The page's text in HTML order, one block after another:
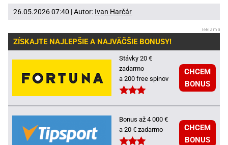
26.05.2026 07:40 | Autor: Ivan Harčár
ZÍSKAJTE NAJLEPŠIE A NAJVÄČŠIE BONUSY!
Stávky 20 €
zadarmo
a 200 free spinov
CHCEM
BONUS
Bonus až 4 000 €
a 20 € zadarmo
CHCEM
BONUS